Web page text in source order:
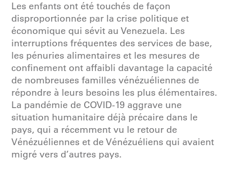
Les enfants ont été touchés de façon
disproportionnée par la crise politique et
économique qui sévit au Venezuela. Les
interruptions fréquentes des services de base,
les pénuries alimentaires et les mesures de
confinement ont affaibli davantage la capacité
de nombreuses familles vénézuéliennes de
répondre à leurs besoins les plus élémentaires.
La pandémie de COVID-19 aggrave une
situation humanitaire déjà précaire dans le
pays, qui a récemment vu le retour de
Vénézuéliennes et de Vénézuéliens qui avaient
migré vers d’autres pays.